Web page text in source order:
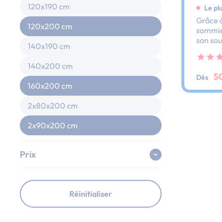
120x190 cm
120x200 cm
140x190 cm
140x200 cm
160x200 cm
2x80x200 cm
2x90x200 cm
Prix
Réinitialiser
Le
Grâce
son
dos
ses
au
Dès